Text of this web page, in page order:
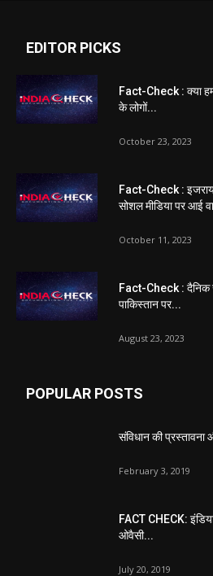
EDITOR PICKS
Fact-Check : क्या
के लोगों...
October 23, 2023
Fact-Check :
सोशल मीडिया पर आई
October 11, 2023
Fact-Check : दैनिक
पाकिस्तान पर...
August 23, 2023
POPULAR POSTS
संविधान की प्रस्तावना
February 3, 2019
FACT CHECK:
ओवैसी...
July 20, 2019